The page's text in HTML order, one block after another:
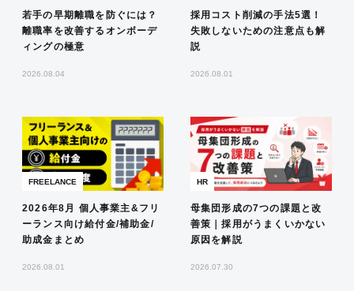
若手の早期離職を防ぐには？
離職率を改善するオンボーデ
ィングの極意
2026.08.04
採用コスト削減の手法5選！
失敗しないための注意点も解
説
2026.08.01
FREELANCE
2026年8月 個人事業主&フリ
ーランス向け給付金/補助金/
助成金まとめ
2026.08.01
HR
母集団形成の7つの課題と改
善策｜採用がうまくいかない
原因を解説
2026.07.30